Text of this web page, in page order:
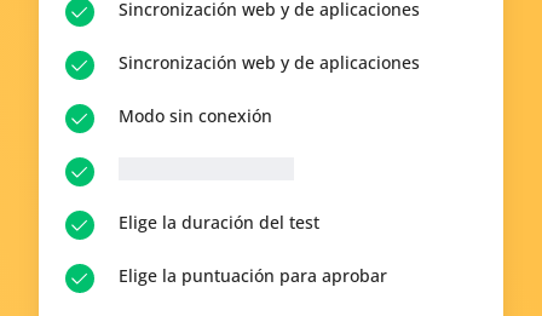
Sincronización web y de aplicaciones
Sincronización web y de aplicaciones
Modo sin conexión
Elige la duración del test
Elige la puntuación para aprobar